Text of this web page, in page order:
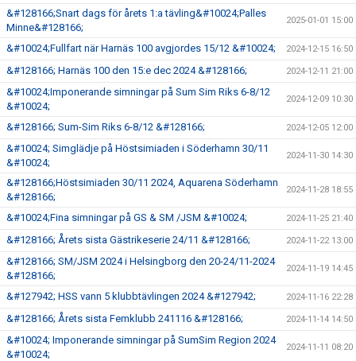
&#128166;Snart dags för årets 1:a tävling&#10024;Palles
Minne&#128166;
2025-01-01 15:00
&#10024;Fullfart när Harnäs 100 avgjordes 15/12 &#10024; 2024-12-15 16:50
&#128166; Harnäs 100 den 15:e dec 2024 &#128166; 2024-12-11 21:00
&#10024;Imponerande simningar på Sum Sim Riks 6-8/12
&#10024;
2024-12-09 10:30
&#128166; Sum-Sim Riks 6-8/12 &#128166; 2024-12-05 12:00
&#10024; Simglädje på Höstsimiaden i Söderhamn 30/11
&#10024;
2024-11-30 14:30
&#128166;Höstsimiaden 30/11 2024, Aquarena Söderhamn
&#128166;
2024-11-28 18:55
&#10024;Fina simningar på GS & SM /JSM &#10024; 2024-11-25 21:40
&#128166; Årets sista Gästrikeserie 24/11 &#128166; 2024-11-22 13:00
&#128166; SM/JSM 2024 i Helsingborg den 20-24/11-2024
&#128166;
2024-11-19 14:45
&#127942; HSS vann 5 klubbtävlingen 2024 &#127942; 2024-11-16 22:28
&#128166; Årets sista Femklubb 241116 &#128166; 2024-11-14 14:50
&#10024; Imponerande simningar på SumSim Region 2024
&#10024;
2024-11-11 08:20